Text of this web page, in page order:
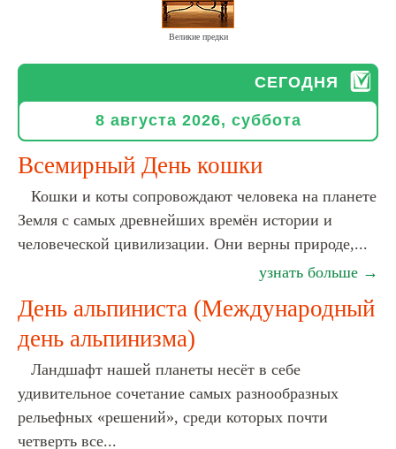
Великие предки
СЕГОДНЯ
8 августа 2026, суббота
Всемирный День кошки
Кошки и коты сопровождают человека на планете
Земля с самых древнейших времён истории и
человеческой цивилизации. Они верны природе,...
узнать больше →
День альпиниста (Международный
день альпинизма)
Ландшафт нашей планеты несёт в себе
удивительное сочетание самых разнообразных
рельефных «решений», среди которых почти
четверть все...